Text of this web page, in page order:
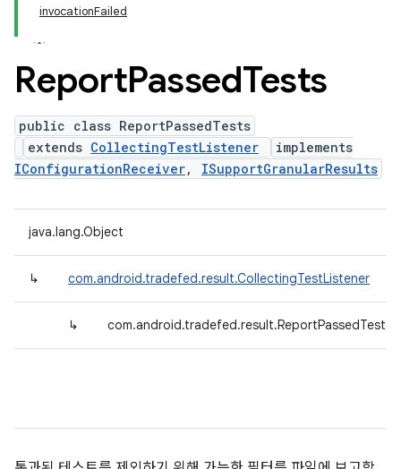
invocationFailed
ReportPassedTests
public class ReportPassedTests
extends CollectingTestListener
implements
IConfigurationReceiver, ISupportGranularResults
java.lang.Object
↳ com.android.tradefed.result.CollectingTestListener
↳ com.android.tradefed.result.ReportPassedTests